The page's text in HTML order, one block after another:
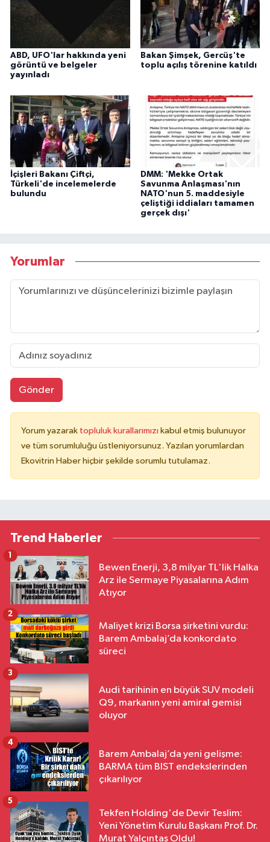
ABD, UFO'lar hakkında yeni
görüntü ve belgeler
yayınladı
Bakan Şimşek, Gercüş'te
toplu açılış törenine katıldı
İçişleri Bakanı Çiftçi,
Türkeli'de incelemelerde
bulundu
DMM: 'Mekke Ortak
Savunma Anlaşması'nın
NATO'nun 5. maddesiyle
çeliştiği iddiaları tamamen
gerçek dışı'
Yorumlar
Gönder
Yorum yazarak topluluk kurallarımızı kabul etmiş bulunuyor
ve tüm sorumluluğu üstleniyorsunuz. Yazılan yorumlardan
Ekovitrin Haber hiçbir şekilde sorumlu tutulamaz.
Trend Haberler
Bewen Enerji, 3,8 milyar TL'lik Halka
Arz ile Sermaye Piyasalarına Adım
Atıyor
1
Maliyet krizi Borsa şirketini vurdu:
Barem Ambalaj’da konkordato
süreci
2
Audi tarihinin en büyük SUV modeli
Q9, markanın yeni amiral gemisi
oluyor
3
Barem Ambalaj’da yeni gelişme:
BARMA tüm BIST endekslerinden
çıkarılıyor
4
Tekfen Holding'de Devir Teslim:
Yeni Yönetim Kurulu Başkanı Prof. Dr.
Murat Yalçıntaş Oldu!
5